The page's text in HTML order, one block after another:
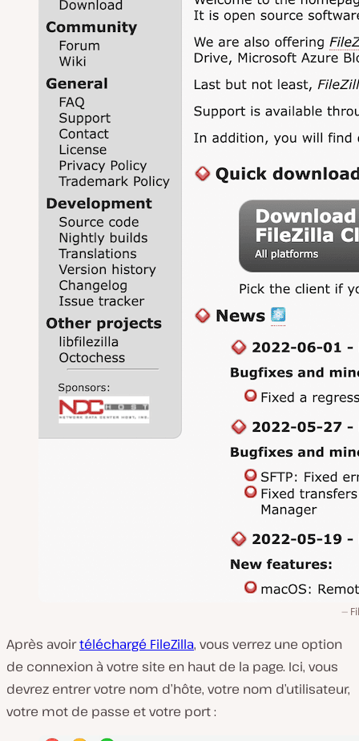
Après avoirtéléchargé FileZilla, vous verrez une option
de connexion à votre site en haut de la page. Ici, vous
devrez entrer votre nom d’hôte, votre nom d’utilisateur,
votre mot de passe et votre port :